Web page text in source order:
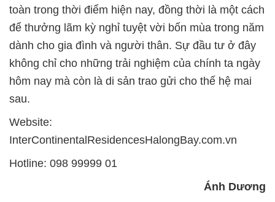
toàn trong thời điểm hiện nay, đồng thời là một cách
để thưởng lãm kỳ nghỉ tuyệt vời bốn mùa trong năm
dành cho gia đình và người thân. Sự đầu tư ở đây
không chỉ cho những trải nghiệm của chính ta ngày
hôm nay mà còn là di sản trao gửi cho thế hệ mai
sau.
Website:
InterContinentalResidencesHalongBay.com.vn
Hotline: 098 99999 01
Ánh Dương